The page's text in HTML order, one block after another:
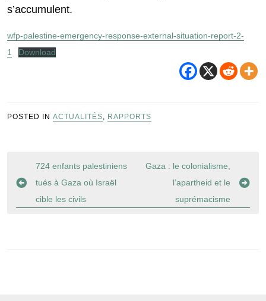
s’accumulent.
wfp-palestine-emergency-response-external-situation-report-2-
1
Download
POSTED IN ACTUALITÉS, RAPPORTS
Navigation
de
l’article
724 enfants palestiniens
tués à Gaza où Israël
cible les civils
Gaza : le colonialisme,
l’apartheid et le
suprémacisme